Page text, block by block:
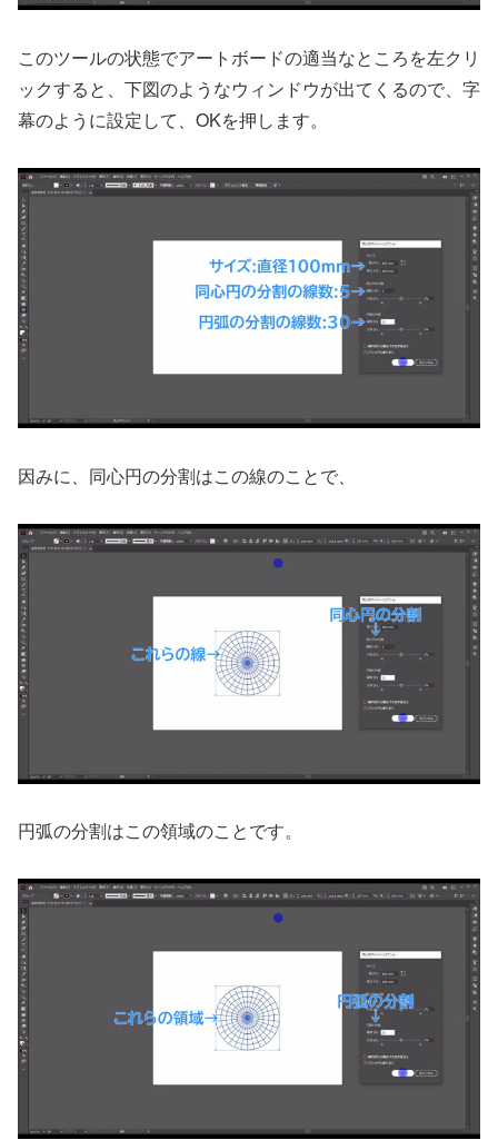
このツールの状態でアートボードの適当なところを左クリ
ックすると、下図のようなウィンドウが出てくるので、字
幕のように設定して、OKを押します。
因みに、同心円の分割はこの線のことで、
円弧の分割はこの領域のことです。